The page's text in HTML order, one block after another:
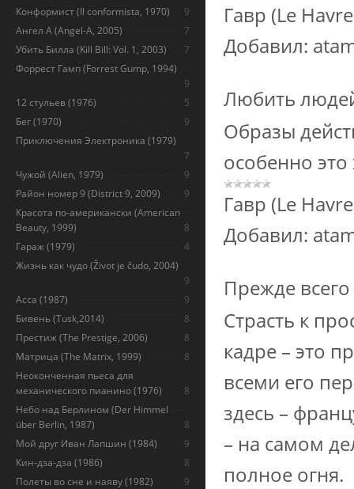
Конформист (Il conformista, 1970)
9
Ангел А (Angel-A, 2005)
7
Убить Билла (Kill Bill: Vol. 1, 2003)
7
Форрест Гамп (Forrest Gump, 1994)
9
12 стульев (1976)
5
Бег (1970)
9
Приключения Электроника (1979)
7
Чужой (Alien, 1979)
9
Район номер 9 (District 9, 2009)
9
Красота по-американски (American
Beauty, 1999)
8
Гараж (1979)
4
Жизнь как чудо (Život je čudo, 2004)
9
Асса (1987)
9
Бивень (Tusk,2014)
8
Престиж (The Prestige, 2006)
8
Матрица (The Matrix, 1999)
8
Неоконченная пьеса для
механического пианино (1976)
8
Небо над Берлином (Der Himmel
über Berlin, 1987)
8
Мой друг Иван Лапшин (1984)
9
Кин-дза-дза (1986)
8
Полеты во сне и наяву (1982)
9
Гавр (Le
Добавил:
Любить
Образы
особенно
Гавр (Le
Добавил:
Прежде всего
Страсть к
кадре – это
всеми его
здесь –
– на самом
полное огня.